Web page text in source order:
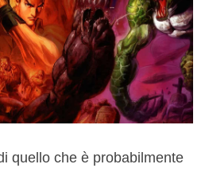
quello che è probabilmente